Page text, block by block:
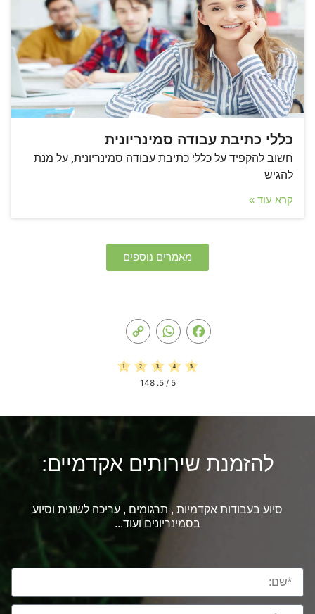
כללי כתיבת עבודה סמינריונית
חשוב להקפיד על כללי כתיבת עבודה סמינריונית, על מנת
להגיש
קרא עוד »
מאמרים נוספים
Facebook
WhatsApp
5
/ 5.
148
להזמנת שירותים אקדמיים:
סיוע בעבודות אקדמיות , תרגומים , עריכה לשונית וסיוע
בסמינריונים ועוד...